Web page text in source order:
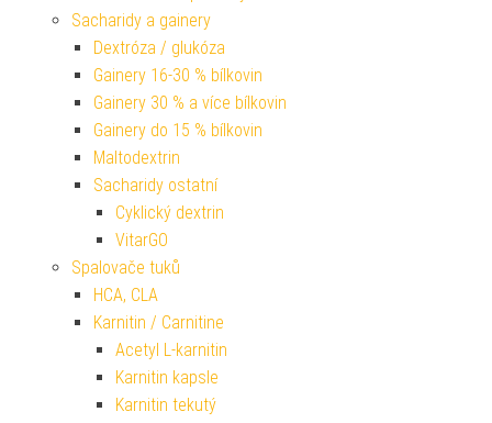
Sacharidy a gainery
Dextróza / glukóza
Gainery 16-30 % bílkovin
Gainery 30 % a více bílkovin
Gainery do 15 % bílkovin
Maltodextrin
Sacharidy ostatní
Cyklický dextrin
VitarGO
Spalovače tuků
HCA, CLA
Karnitin / Carnitine
Acetyl L-karnitin
Karnitin kapsle
Karnitin tekutý